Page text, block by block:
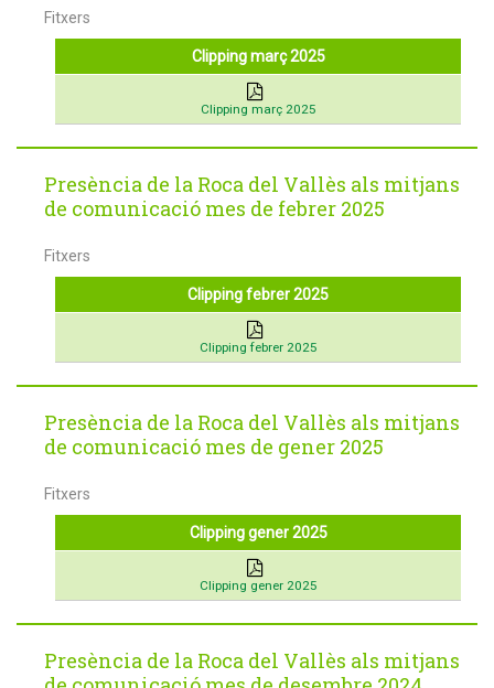
Fitxers
Clipping març 2025
Clipping març 2025
Presència de la Roca del Vallès als mitjans
de comunicació mes de febrer 2025
Fitxers
Clipping febrer 2025
Clipping febrer 2025
Presència de la Roca del Vallès als mitjans
de comunicació mes de gener 2025
Fitxers
Clipping gener 2025
Clipping gener 2025
Presència de la Roca del Vallès als mitjans